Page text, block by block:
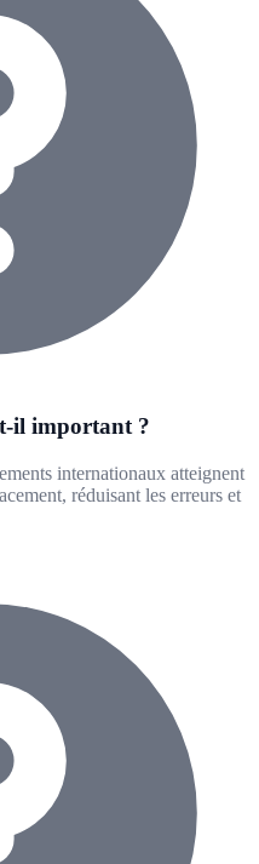
il important ?
internationaux atteignent
réduisant les erreurs et